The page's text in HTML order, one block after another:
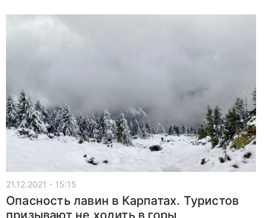
21.12.2021 - 15:15
Опасность лавин в Карпатах. Туристов